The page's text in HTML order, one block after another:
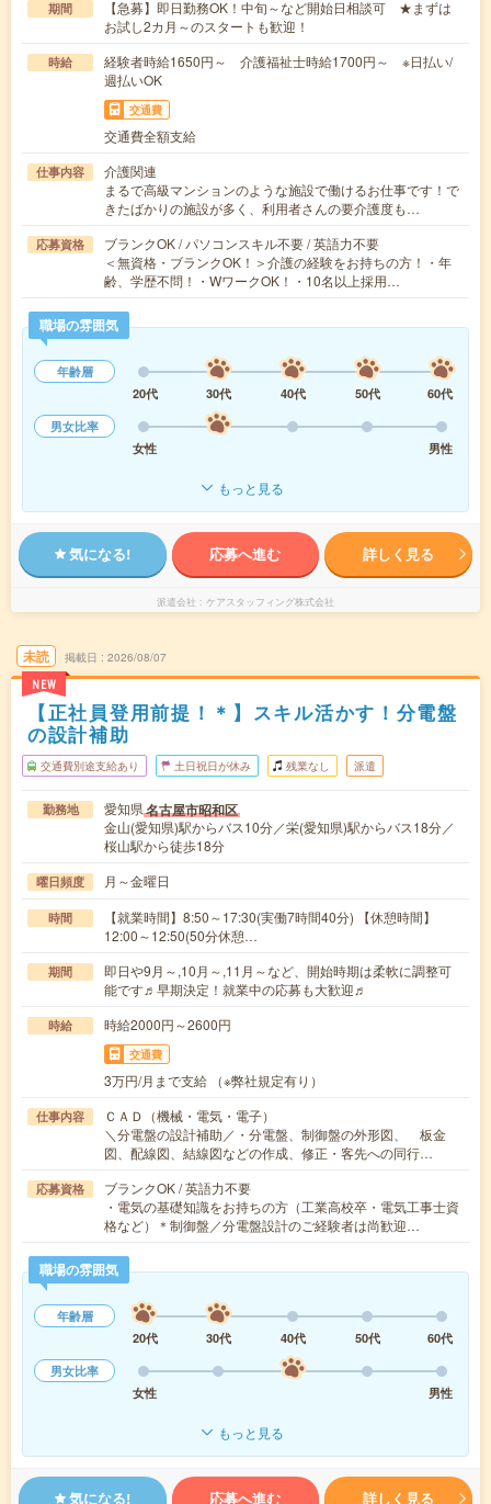
期間
【急募】即日勤務OK！中旬～など開始日相談可 ★まずは
お試し2カ月～のスタートも歓迎！
時給
経験者時給1650円～ 介護福祉士時給1700円～ ※日払い/
週払いOK
交通費
交通費全額支給
仕事内容
介護関連
まるで高級マンションのような施設で働けるお仕事です！で
きたばかりの施設が多く、利用者さんの要介護度も…
応募資格
ブランクOK / パソコンスキル不要 / 英語力不要
＜無資格・ブランクOK！＞介護の経験をお持ちの方！・年
齢、学歴不問！・WワークOK！・10名以上採用…
職場の雰囲気
年齢層
20代
30代 40代 50代
60代
男女比率
女性
男性
もっと見る
気になる! 応募へ進む 詳しく見る
派遣会社 ケアスタッフィング株式会社
未読
NEW
掲載日 2026/08/07
【正社員登用前提！＊】スキル活かす！分電盤
の設計補助
交通費別途支給あり 土日祝日が休み 残業なし 派遣
勤務地 愛知県名古屋市昭和区
金山(愛知県)駅からバス10分／栄(愛知県)駅からバス18分／
桜山駅から徒歩18分
曜日頻度 月～金曜日
時間
【就業時間】8:50～17:30(実働7時間40分) 【休憩時間】
12:00～12:50(50分休憩…
期間
即日や9月～,10月～,11月～など、開始時期は柔軟に調整可
能です♬早期決定！就業中の応募も大歓迎♬
時給 時給2000円～2600円
交通費
3万円/月まで支給 （※弊社規定有り）
仕事内容
ＣＡＤ（機械・電気・電子）
＼分電盤の設計補助／・分電盤、制御盤の外形図、 板金
図、配線図、結線図などの作成、修正・客先への同行…
応募資格
ブランクOK / 英語力不要
・電気の基礎知識をお持ちの方（工業高校卒・電気工事士資
格など）＊制御盤／分電盤設計のご経験者は尚歓迎…
職場の雰囲気
年齢層
20代
30代 40代 50代
60代
男女比率
女性
男性
もっと見る
気になる! 応募へ進む 詳しく見る